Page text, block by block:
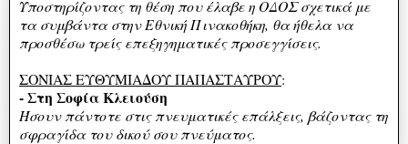
Υποστηρίζοντας τη θέση που έλαβε η ΟΔΟΣ σχετικά με
τα συμβάντα στην Εθνική Πινακοθήκη, θα ήθελα να
προσθέσω τρείς επεξηγηματικές προσεγγίσεις.
ΣΟΝΙΑΣ ΕΥΘΥΜΙΑΔΟΥ ΠΑΠΑΣΤΑΥΡΟΥ:
- Στη Σοφία Κλειούση
Ήσουν πάντοτε στις πνευματικές επάλξεις, βάζοντας τη
σφραγίδα του δικού σου πνεύματος.